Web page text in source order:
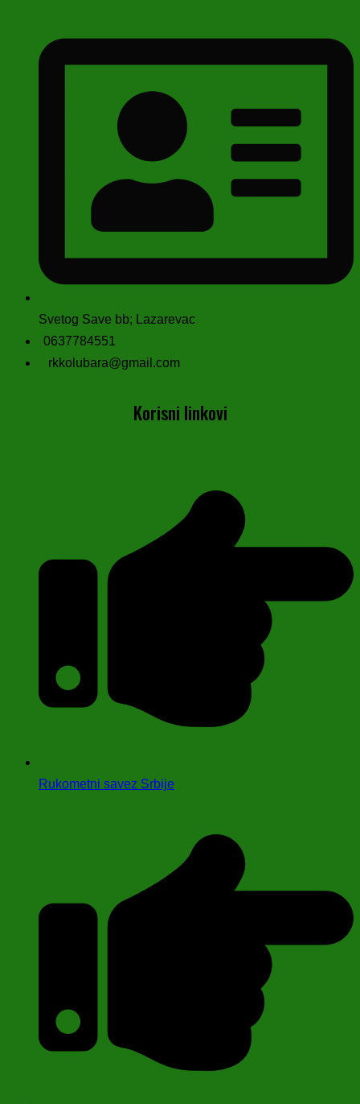
Svetog Save bb; Lazarevac
0637784551
rkkolubara@gmail.com
Korisni linkovi
Rukometni savez Srbije